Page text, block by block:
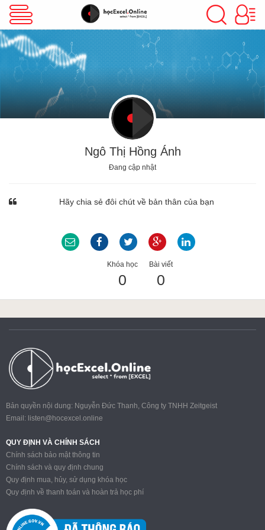
VBA Excel
Excel Cơ Bản
Excel Nâng Cao
Google Sheet
MOS
Power BI
Ngô Thị Hồng Ánh
Đang cập nhật
Hãy chia sẻ đôi chút về bản thân của bạn
Khóa học
0
Bài viết
0
Bản quyền nội dung: Nguyễn Đức Thanh, Công ty TNHH Zeitgeist
Email: listen@hocexcel.online
QUY ĐỊNH VÀ CHÍNH SÁCH
Chính sách bảo mật thông tin
Chính sách và quy định chung
Quy định mua, hủy, sử dụng khóa học
Quy định về thanh toán và hoàn trả học phí